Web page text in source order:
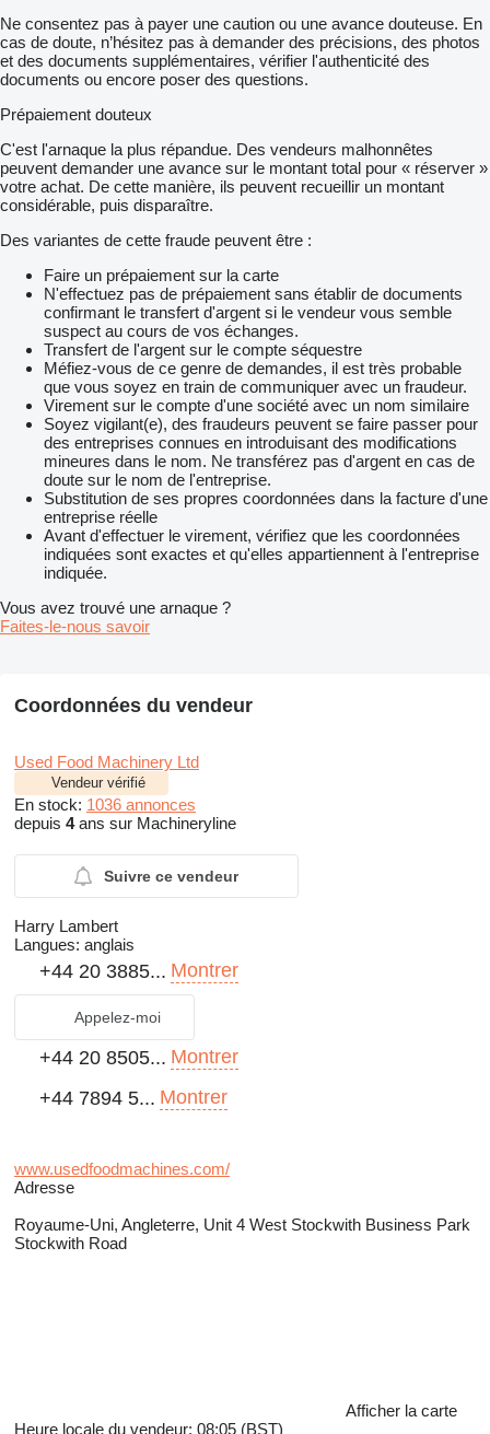
Ne consentez pas à payer une caution ou une avance douteuse. En
cas de doute, n’hésitez pas à demander des précisions, des photos
et des documents supplémentaires, vérifier l'authenticité des
documents ou encore poser des questions.
Prépaiement douteux
C'est l'arnaque la plus répandue. Des vendeurs malhonnêtes
peuvent demander une avance sur le montant total pour « réserver »
votre achat. De cette manière, ils peuvent recueillir un montant
considérable, puis disparaître.
Des variantes de cette fraude peuvent être :
Faire un prépaiement sur la carte
N'effectuez pas de prépaiement sans établir de documents
confirmant le transfert d'argent si le vendeur vous semble
suspect au cours de vos échanges.
Transfert de l'argent sur le compte séquestre
Méfiez-vous de ce genre de demandes, il est très probable
que vous soyez en train de communiquer avec un fraudeur.
Virement sur le compte d'une société avec un nom similaire
Soyez vigilant(e), des fraudeurs peuvent se faire passer pour
des entreprises connues en introduisant des modifications
mineures dans le nom. Ne transférez pas d'argent en cas de
doute sur le nom de l'entreprise.
Substitution de ses propres coordonnées dans la facture d'une
entreprise réelle
Avant d'effectuer le virement, vérifiez que les coordonnées
indiquées sont exactes et qu'elles appartiennent à l'entreprise
indiquée.
Vous avez trouvé une arnaque ?
Faites-le-nous savoir
Coordonnées du vendeur
Used Food Machinery Ltd
Vendeur vérifié
En stock: 1036 annonces
depuis 4ans sur Machineryline
Suivre ce vendeur
Harry Lambert
Langues: anglais
+44 20 3885... Montrer
Appelez-moi
+44 20 8505... Montrer
+44 7894 5... Montrer
www.usedfoodmachines.com/
Adresse
Royaume-Uni, Angleterre, Unit 4 West Stockwith Business Park
Stockwith Road
Afficher la carte
Heure locale du vendeur: 08:05 (BST)